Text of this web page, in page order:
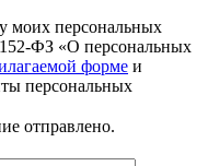
моих персональных
ФЗ «О персональных
форме и
персональных
отправлено.